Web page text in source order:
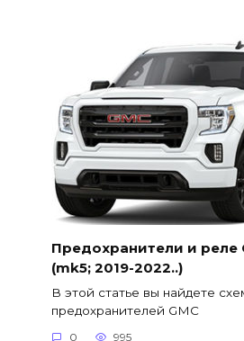
Предохранители и реле
(mk5; 2019-2022..)
В этой статье вы найдете
предохранителей GMC
0 995